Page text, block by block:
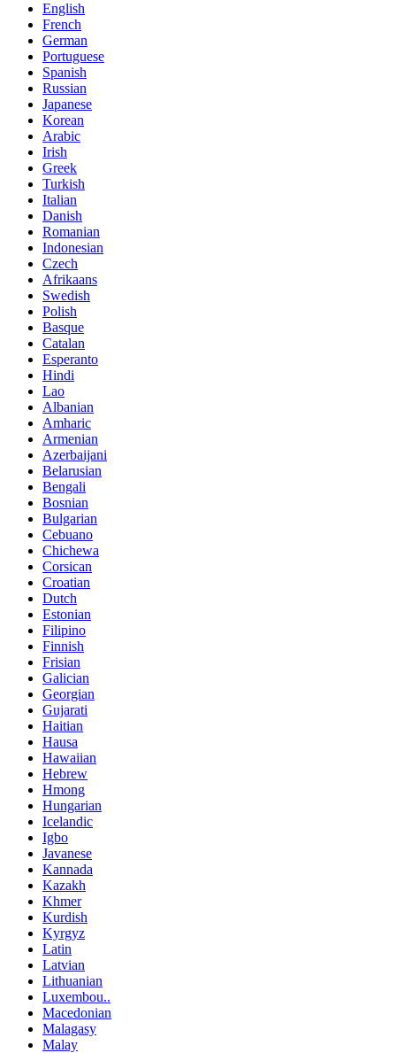
English
French
German
Portuguese
Spanish
Russian
Japanese
Korean
Arabic
Irish
Greek
Turkish
Italian
Danish
Romanian
Indonesian
Czech
Afrikaans
Swedish
Polish
Basque
Catalan
Esperanto
Hindi
Lao
Albanian
Amharic
Armenian
Azerbaijani
Belarusian
Bengali
Bosnian
Bulgarian
Cebuano
Chichewa
Corsican
Croatian
Dutch
Estonian
Filipino
Finnish
Frisian
Galician
Georgian
Gujarati
Haitian
Hausa
Hawaiian
Hebrew
Hmong
Hungarian
Icelandic
Igbo
Javanese
Kannada
Kazakh
Khmer
Kurdish
Kyrgyz
Latin
Latvian
Lithuanian
Luxembou..
Macedonian
Malagasy
Malay